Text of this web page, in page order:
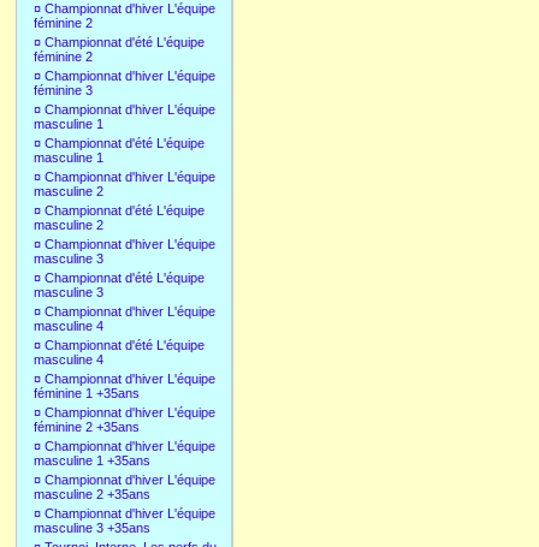
¤ Championnat d'hiver L'équipe
féminine 2
¤ Championnat d'été L'équipe
féminine 2
¤ Championnat d'hiver L'équipe
féminine 3
¤ Championnat d'hiver L'équipe
masculine 1
¤ Championnat d'été L'équipe
masculine 1
¤ Championnat d'hiver L'équipe
masculine 2
¤ Championnat d'été L'équipe
masculine 2
¤ Championnat d'hiver L'équipe
masculine 3
¤ Championnat d'été L'équipe
masculine 3
¤ Championnat d'hiver L'équipe
masculine 4
¤ Championnat d'été L'équipe
masculine 4
¤ Championnat d'hiver L'équipe
féminine 1 +35ans
¤ Championnat d'hiver L'équipe
féminine 2 +35ans
¤ Championnat d'hiver L'équipe
masculine 1 +35ans
¤ Championnat d'hiver L'équipe
masculine 2 +35ans
¤ Championnat d'hiver L'équipe
masculine 3 +35ans